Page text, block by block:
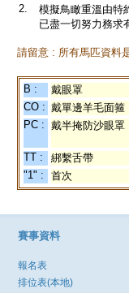
2.
模擬鳥瞰重溫由特
已盡一切努力務求
請留意 : 所有馬匹資料
B : 戴眼罩
CO : 戴單邊羊毛面箍
PC : 戴半掩防沙眼罩
TT : 綁繫舌帶
"1" :
首次
賽事資料
報名表
排位表(本地)